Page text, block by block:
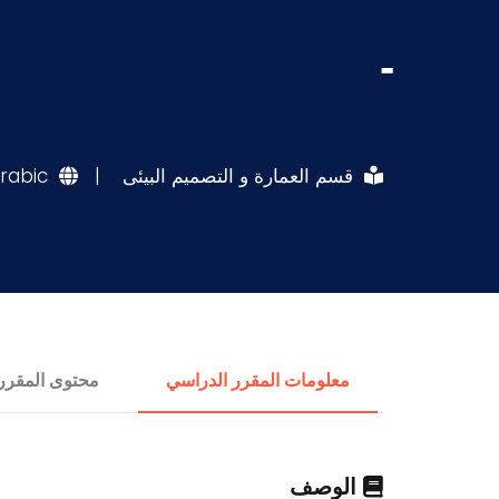
-
قسم العمارة و التصميم البيئى |
معلومات المقرر الدراسي محتوى
الوصف